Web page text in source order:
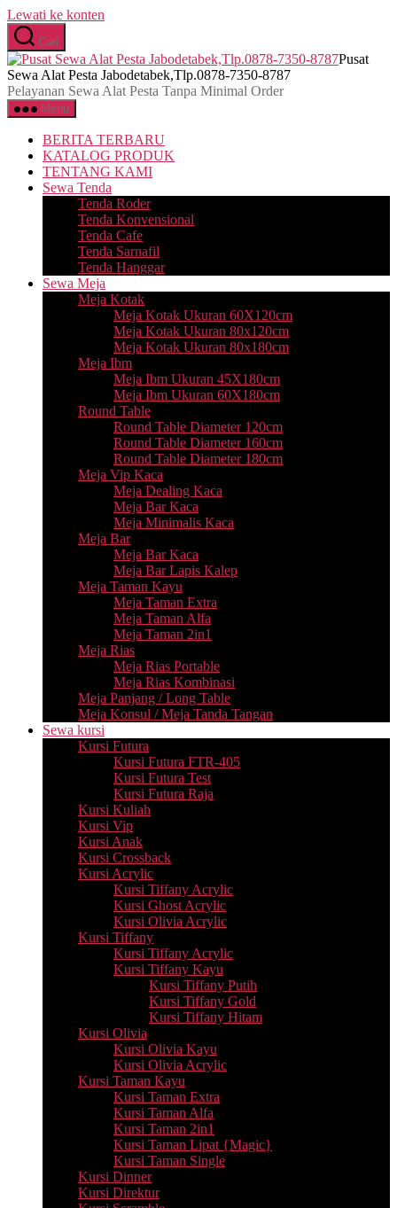
Lewati ke konten
Cari
Pusat
Sewa Alat Pesta Jabodetabek,Tlp.0878-7350-8787
Pelayanan Sewa Alat Pesta Tanpa Minimal Order
Menu
BERITA TERBARU
KATALOG PRODUK
TENTANG KAMI
Sewa Tenda
Tenda Roder
Tenda Konvensional
Tenda Cafe
Tenda Sarnafil
Tenda Hanggar
Sewa Meja
Meja Kotak
Meja Kotak Ukuran 60X120cm
Meja Kotak Ukuran 80x120cm
Meja Kotak Ukuran 80x180cm
Meja Ibm
Meja Ibm Ukuran 45X180cm
Meja Ibm Ukuran 60X180cm
Round Table
Round Table Diameter 120cm
Round Table Diameter 160cm
Round Table Diameter 180cm
Meja Vip Kaca
Meja Dealing Kaca
Meja Bar Kaca
Meja Minimalis Kaca
Meja Bar
Meja Bar Kaca
Meja Bar Lapis Kalep
Meja Taman Kayu
Meja Taman Extra
Meja Taman Alfa
Meja Taman 2in1
Meja Rias
Meja Rias Portable
Meja Rias Kombinasi
Meja Panjang / Long Table
Meja Konsul / Meja Tanda Tangan
Sewa kursi
Kursi Futura
Kursi Futura FTR-405
Kursi Futura Test
Kursi Futura Raja
Kursi Kuliah
Kursi Vip
Kursi Anak
Kursi Crossback
Kursi Acrylic
Kursi Tiffany Acrylic
Kursi Ghost Acrylic
Kursi Olivia Acrylic
Kursi Tiffany
Kursi Tiffany Acrylic
Kursi Tiffany Kayu
Kursi Tiffany Putih
Kursi Tiffany Gold
Kursi Tiffany Hitam
Kursi Olivia
Kursi Olivia Kayu
Kursi Olivia Acrylic
Kursi Taman Kayu
Kursi Taman Extra
Kursi Taman Alfa
Kursi Taman 2in1
Kursi Taman Lipat {Magic}
Kursi Taman Single
Kursi Dinner
Kursi Direktur